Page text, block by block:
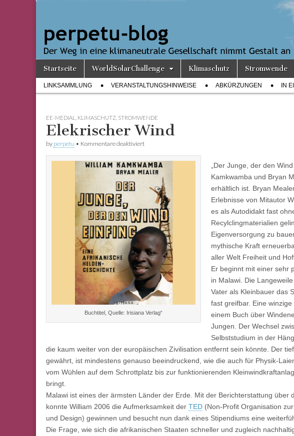
perpetu-
blog
klimaneutrale
Gesellschaft
nimmt
Gestalt an
Main
menu
Skip
content
Startseite WorldSolarChallenge Klimaschutz Stromwende
Sub
menu
LINKSAMMLUNG VERANSTALTUNGSHINWEISE ABKÜRZUNGEN IN
EE-MEDIAL KLIMASCHUTZ STROMWENDE
Elekrischer Wind
by perpetu • Kommentare deaktiviertfür
Buchtitel, Quelle: Irisiana Verlag“
„Der Junge, der den
Kamkwamba und Bryan
erhältlich ist. Bryan
Erlebnisse von Mitautor
es als Autodidakt fast
Recylclingmaterialien
Eigenversorgung zu
mythische Kraft
aller Welt Freiheit und
Er beginnt mit einer sehr
in Malawi. Die
Vater als Kleinbauer das
fast greifbar. Eine
einem Buch über
Jungen. Der Wechsel
Selbststudium in der
die kaum weiter von der europäischen Zivilisation entfernt sein könnte. Der
gewährt, ist mindestens genauso beeindruckend, wie die auch für Physik-
vom Wühlen auf dem Schrottplatz bis zur funktionierenden
bringt.
Malawi ist eines der ärmsten Länder der Erde. Mit der Berichterstattung
konnte William 2006 die Aufmerksamkeit der TED (Non-Profit Organisation
und Design) gewinnen und besucht nun dank eines Stipendiums eine
Die Frage, wie sich die afrikanischen Staaten schneller und zugleich